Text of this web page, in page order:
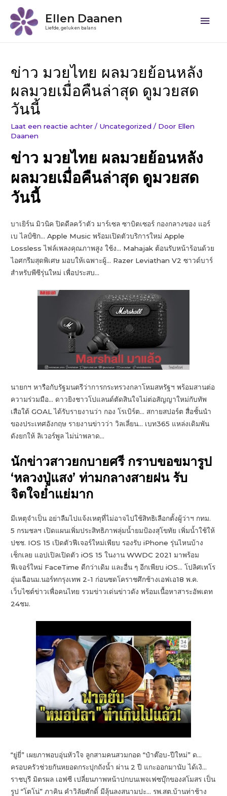
Ellen Daanen
Liefde, geluk en balans
ข่าว มวยไทย ผลมวยย้อนหลัง
ผลมวยเมื่อคืนล่าสุด ดูมวยสด
วันนี้
Laat een reactie achter / Uncategorized / Door Ellen
Daanen
ข่าว มวยไทย ผลมวยย้อนหลัง
ผลมวยเมื่อคืนล่าสุด ดูมวยสด
วันนี้
บาเยิร์น มิวนิค ปิดดีลคว้าตัว มาร์เซล ซาบิตเซอร์ กองกลางของ แอร์
เบ ไลป์ซิก… Apple Music พร้อมเปิดตัวบริการใหม่ Apple
Lossless ไฟล์เพลงคุณภาพสูง ใช้ง… Mahajak ต้อนรับหน้าร้อนด้วย
ไอศกรีมสุดพิเศษ มอบให้เฉพาะผู้… Razer Leviathan V2 ซาวด์บาร์
สำหรับพีซีรุ่นใหม่ เพื่อประสบ…
นายกฯ หารือกับรัฐมนตรีว่าการกระทรวงกลาโหมสหรัฐฯ พร้อมสานต่อ
ความร่วมมือ… ดาวยิงชาวโปแลนด์ตัดสินใจไม่ต่อสัญญาใหม่กับทัพ
เสือใต้ GOAL ได้รับรายงานว่า กอง โรเบิร์ต… สกายสปอร์ต สื่อชั้นนำ
ของประเทศอังกฤษ รายงานข่าวว่า วิลเลี่ยน… เบท365 แหล่งเดิมพัน
ดังยกให้ ลิเวอร์พูล ไม่น่าพลาด…
นักข่าวสาวยกบายศรี กราบขอขมารูป
‘หลวงปู่แสง’ ท่ามกลางสายฝน รับ
จิตใจย่ำแย่มาก
มีเหตุจำเป็น อย่าลืมไปแจ้งเหตุที่ไม่อาจไปใช้สิทธิเลือกตั้งผู้ว่าฯ กทม.
5 กรมชลฯ เปิดแผนเพิ่มประสิทธิภาพลุ่มน้ำยมป้องสุโขทัย เพิ่มน้ำใช้ให้
ปชช. IOS 15 เปิดตัวฟีเจอร์ใหม่เพียบ รองรับ iPhone รุ่นไหนบ้าง
เช็กเลย แอปเปิลเปิดตัว iOS 15 ในงาน WWDC 2021 มาพร้อม
ฟีเจอร์ใหม่ FaceTime ดีกว่าเดิม และอื่น ๆ อีกเพียบ iOS… โปลิศเทโร
อุ่นเฉือนม.นอร์ทกรุงเทพ 2-1 ก่อนซดโคราชศึกช้างเอฟเอ18 พ.ค.
เว็บไซต์ข่าวเพื่อคนไทย รวมข่าวเด่นข่าวดัง พร้อมเนื้อหาสาระอัพเดท
24ชม.
“ยู่ยี่” เผยภาพอบอุ่นหัวใจ ลูกสามคนสวมกอด “ป๋าต๊อบ-ปีใหม่” ด…
ครอบครัวช่วยกันหยอดกระปุกถังน้ำ ผ่าน 2 ปี แกะออกมานับ ได้เงิ…
ราชบุรี มิตรผล เอฟซี เปลี่ยนภาพหน้าปกบนเพจเฟซบุ๊กของสโมสร เป็น
รูป “โตโน่” ภาคิน คำวิลัยศักดิ์ มีลุ้นลงสนามปะ… รพ.สต.บ้านท่าช้าง